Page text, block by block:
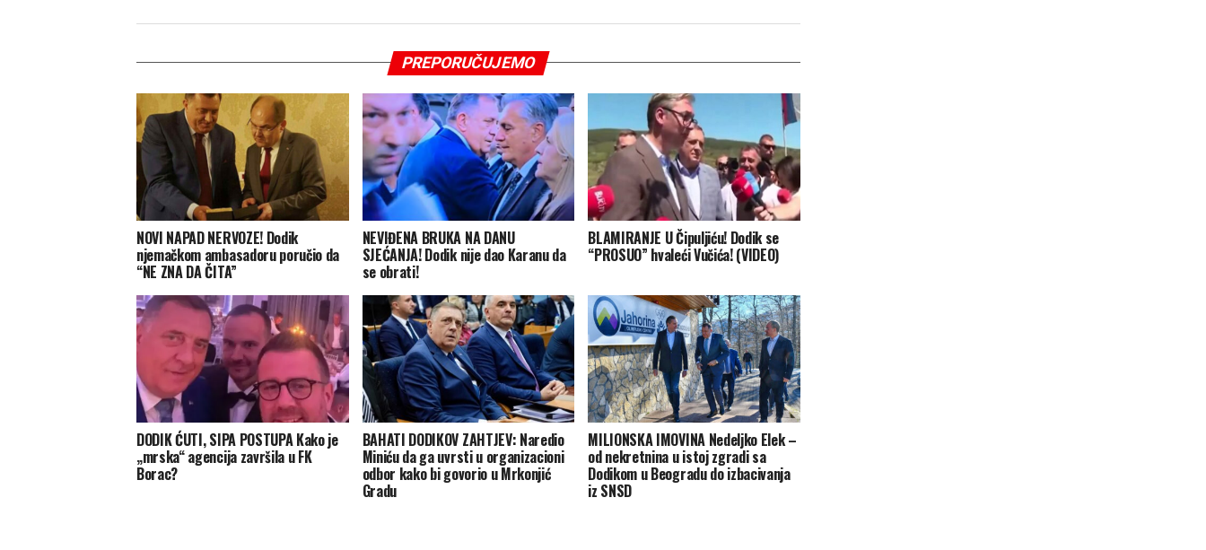
PREPORUČUJEMO
NOVI NAPAD NERVOZE! Dodik
njemačkom ambasadoru poručio da
“NE ZNA DA ČITA”
NEVIĐENA BRUKA NA DANU
SJEĆANJA! Dodik nije dao Karanu da
se obrati!
BLAMIRANJE U Čipuljiću! Dodik se
“PROSUO” hvaleći Vučića! (VIDEO)
DODIK ĆUTI, SIPA POSTUPA Kako je
„mrska“ agencija završila u FK
Borac?
BAHATI DODIKOV ZAHTJEV: Naredio
Miniću da ga uvrsti u organizacioni
odbor kako bi govorio u Mrkonjić
Gradu
MILIONSKA IMOVINA Nedeljko Elek –
od nekretnina u istoj zgradi sa
Dodikom u Beogradu do izbacivanja
iz SNSD